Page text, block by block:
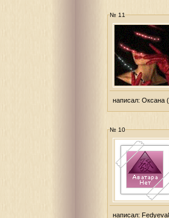
№ 11
написал: Оксана
№ 10
написал: